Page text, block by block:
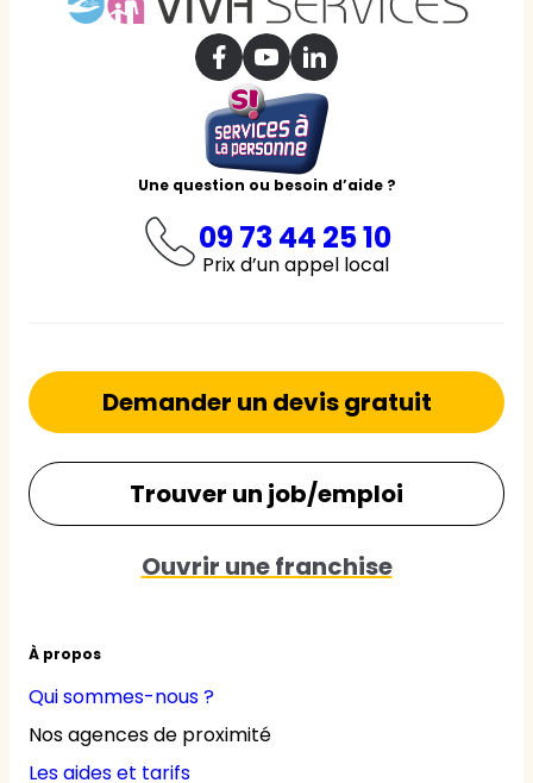
Une question ou besoin d’aide ?
09 73 44 25 10
Prix d’un appel local
À propos
Qui sommes-nous ?
Nos agences de proximité
Les aides et tarifs
Demander un devis gratuit
Trouver un job/emploi
Ouvrir une franchise